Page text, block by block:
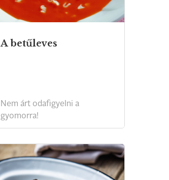
A betűleves
Nem árt odafigyelni a
gyomorra!